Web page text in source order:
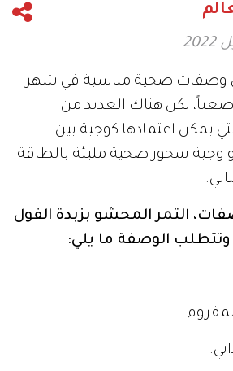
وصفات صحية مناسبة في شهر
صعباً، لكن هناك العديد من
يمكن اعتمادها كوجبة بين
وجبة سحور صحية مليئة بالطاقة
التمر المحشو بزبدة الفول
وتتطلب الوصفة ما يلي: